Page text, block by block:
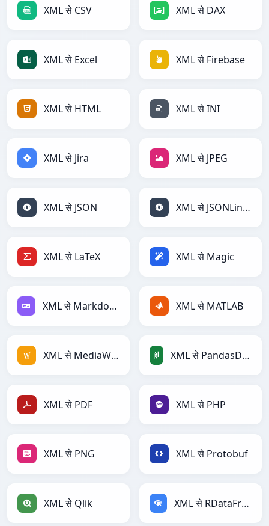
XML से CSV XML से DAX
XML से Excel XML से Firebase
XML से HTML XML से INI
XML से Jira XML से JPEG
XML से JSON XML से JSONLines
XML से LaTeX XML से Magic
XML से Markdown XML से MATLAB
XML से MediaWiki XML से PandasDataFrame
XML से PDF XML से PHP
XML से PNG XML से Protobuf
XML से Qlik XML से RDataFrame